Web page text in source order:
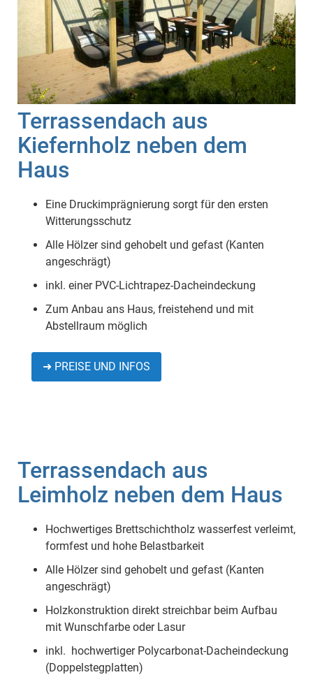
Terrassendach aus
Kiefernholz neben dem
Haus
Eine Druckimprägnierung sorgt für den ersten
Witterungsschutz
Alle Hölzer sind gehobelt und gefast (Kanten
angeschrägt)
inkl. einer PVC-Lichtrapez-Dacheindeckung
Zum Anbau ans Haus, freistehend und mit
Abstellraum möglich
➜ PREISE UND INFOS
Terrassendach aus
Leimholz neben dem Haus
Hochwertiges Brettschichtholz wasserfest verleimt,
formfest und hohe Belastbarkeit
Alle Hölzer sind gehobelt und gefast (Kanten
angeschrägt)
Holzkonstruktion direkt streichbar beim Aufbau
mit Wunschfarbe oder Lasur
inkl. hochwertiger Polycarbonat-Dacheindeckung
(Doppelstegplatten)